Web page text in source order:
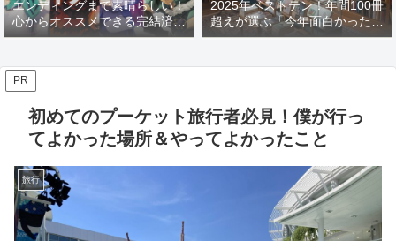
エンディングまで素晴らしい！
心からオススメできる完結済み
ラノベ
2025年ベストテン！年間100冊
超えが選ぶ「今年面白かった本
10選」！
PR
初めてのプーケット旅行者必見！僕が行っ
てよかった場所＆やってよかったこと
旅行